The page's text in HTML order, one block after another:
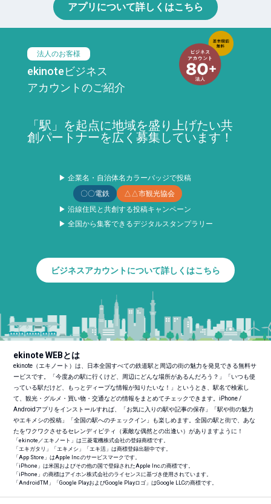
アプリについて詳しくはこちら
法人のお客様
ekinoteビジネス
アカウントのご紹介
「駅」を起点に地域を盛り上げたい共
創パートナーを広く募集しています！
▶ 企業名・自治体名カラーバッジで投稿
〇〇電鉄
△△市観光協会
▶ 沿線住民と共創する投稿キャンペーン
▶ 全国から集客できるデジタルスタンプラリー
ビジネスアカウントについて詳しくはこちら
ekinote WEBとは
ekinote（エキノート）は、日本全国すべての鉄道駅と周辺の街の魅力を発見できる無料サ
ービスです。「今度あの駅に行くけど、周辺にどんな場所があるんだろう？」「いつも使
っている駅だけど、もっとディープな情報が知りたいな！」というとき、駅名で検索し
て、観光・グルメ・買い物・交通などの情報をまとめてチェックできます。iPhone /
Androidアプリをインストールすれば、「お気に入りの駅や記事の保存」「駅や街の魅力
やエキメシの投稿」「全国の駅へのチェックイン」も楽しめます。全国の駅と街で、あな
たをワクワクさせるセレンディピティ（素敵な偶然との出逢い）がありますように！
「ekinote／エキノート」は三菱電機株式会社の登録商標です。
「エキガタリ」「エキメシ」「エキ活」は商標登録出願中です。
「App Store」はApple Inc.のサービスマークです。
「iPhone」は米国およびその他の国で登録されたApple Inc.の商標です。
「iPhone」の商標はアイホン株式会社のライセンスに基づき使用されています。
「AndroidTM 」「Google PlayおよびGoogle Playロゴ」はGoogle LLCの商標です。